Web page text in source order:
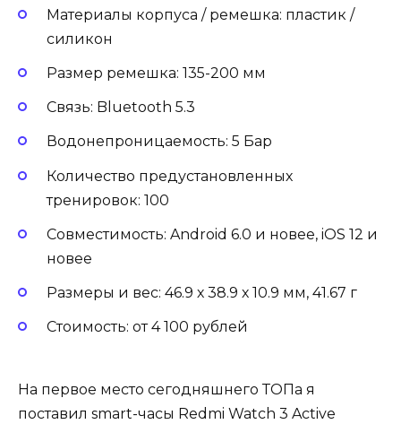
Материалы корпуса / ремешка: пластик /
силикон
Размер ремешка: 135-200 мм
Связь: Bluetooth 5.3
Водонепроницаемость: 5 Бар
Количество предустановленных
тренировок: 100
Совместимость: Android 6.0 и новее, iOS 12 и
новее
Размеры и вес: 46.9 х 38.9 х 10.9 мм, 41.67 г
Стоимость: от 4 100 рублей
На первое место сегодняшнего ТОПа я
поставил smart-часы Redmi Watch 3 Active